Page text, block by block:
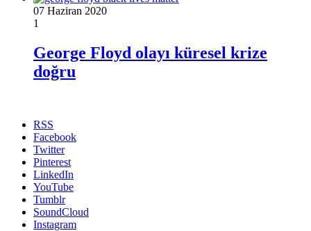
07 Haziran 2020
1
George Floyd olayı küresel krize
doğru
RSS
Facebook
Twitter
Pinterest
LinkedIn
YouTube
Tumblr
SoundCloud
Instagram